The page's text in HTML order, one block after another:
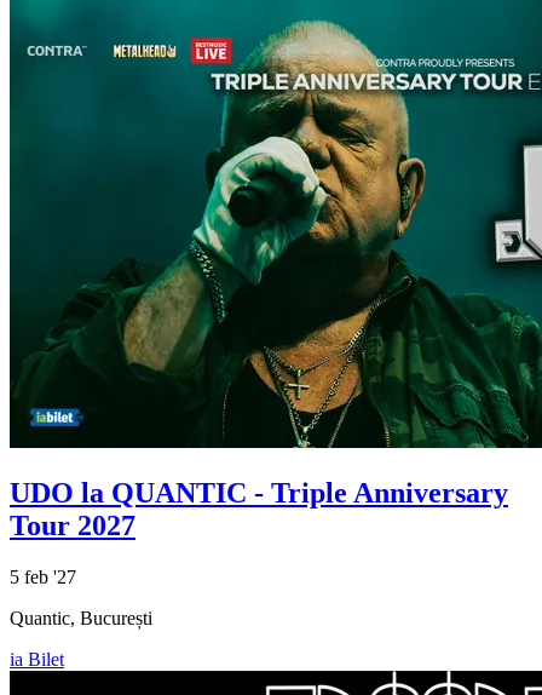
UDO la QUANTIC - Triple Anniversary
Tour 2027
5 feb '27
Quantic, București
ia Bilet